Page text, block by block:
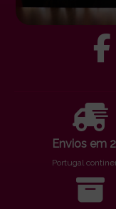
Envios em
Portugal